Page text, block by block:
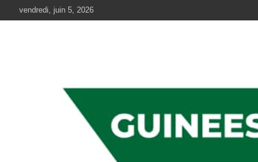
au
vendredi, juin 5, 2026